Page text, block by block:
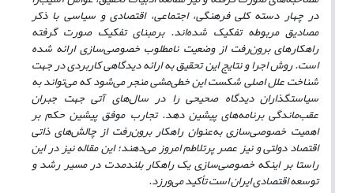
در چهار دسته کلی فرهنگی، اجتماعی، اقتصادی و سیاسی با ذکر
مصادیق مربوطه تفکیک شده‌اند. برمبنای تفکیک صورت گرفته
راهکارهای برون‌رفت از وضعیت نامطلوب خصوصی‌سازی ارائه شده
است. روش اجرا و نتایج این تحقیق به ارائه دیدگاهی کاربردی در جهت
شناخت علل اصلی شکست این خطی‌مشی منجر می‌شود که می‌تواند به
سیاستگذاران دیدگاه صحیحی را در سال‌های آتی جهت جبران
عقب‌ماندگی برنامه‌های پیشین دهد. تجارب موفق پیشین حکم بر
اهمیت خصوصی‌سازی به‌عنوان راهکار برون‌رفت از چالش‌های ذاتی
اقتصاد دولتی و نیز عصر پرتلاطم امروز می‌دهند؛ این مقاله نیز در این
راستا بر اینکه خصوصی‌سازی یک راهکار بلندمدت در مسیر رشد و
توسعه اقتصادی ایران است تأکید می‌ورزد.